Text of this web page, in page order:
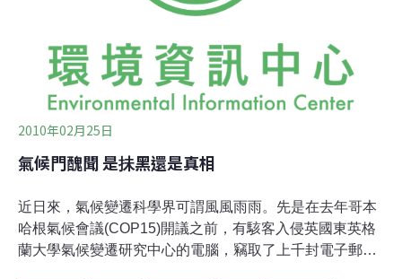
的正確性跟清白存有很大問號」，聯合國氣候專家哈士金
子打翻一船人，學者、專家紛紛
2010年02月25日
氣候門醜聞 是抺黑還是真相
近日來，氣候變遷科學界可謂風風雨雨。先是在去年哥本
哈根氣候會議(COP15)開議之前，有駭客入侵英國東英格
蘭大學氣候變遷研究中心的電腦，竊取了上千封電子郵